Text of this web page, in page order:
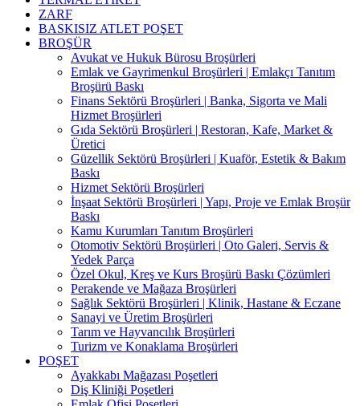
ZARF
BASKISIZ ATLET POŞET
BROŞÜR
Avukat ve Hukuk Bürosu Broşürleri
Emlak ve Gayrimenkul Broşürleri | Emlakçı Tanıtım
Broşürü Baskı
Finans Sektörü Broşürleri | Banka, Sigorta ve Mali
Hizmet Broşürleri
Gıda Sektörü Broşürleri | Restoran, Kafe, Market &
Üretici
Güzellik Sektörü Broşürleri | Kuaför, Estetik & Bakım
Baskı
Hizmet Sektörü Broşürleri
İnşaat Sektörü Broşürleri | Yapı, Proje ve Emlak Broşür
Baskı
Kamu Kurumları Tanıtım Broşürleri
Otomotiv Sektörü Broşürleri | Oto Galeri, Servis &
Yedek Parça
Özel Okul, Kreş ve Kurs Broşürü Baskı Çözümleri
Perakende ve Mağaza Broşürleri
Sağlık Sektörü Broşürleri | Klinik, Hastane & Eczane
Sanayi ve Üretim Broşürleri
Tarım ve Hayvancılık Broşürleri
Turizm ve Konaklama Broşürleri
POŞET
Ayakkabı Mağazası Poşetleri
Diş Kliniği Poşetleri